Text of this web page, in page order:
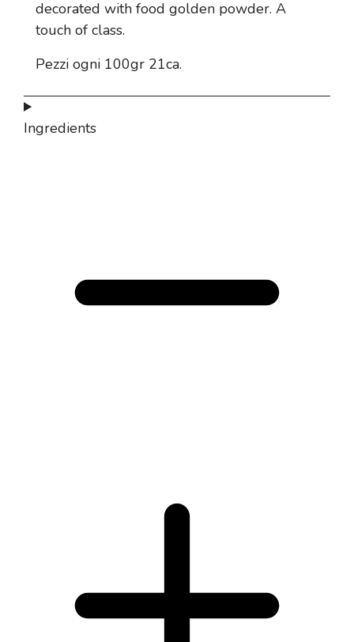
decorated with food golden powder. A
touch of class.
Pezzi ogni 100gr 21ca.
Ingredients